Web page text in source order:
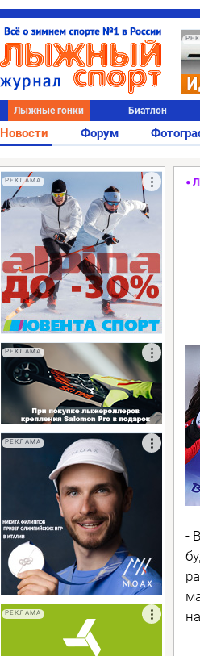
Лыжные гонки Биатлон
Новости Форум
РЕКЛАМА
РЕКЛАМА
РЕКЛАМА
РЕКЛАМА
-